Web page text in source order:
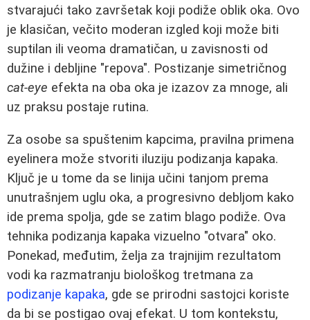
stvarajući tako završetak koji podiže oblik oka. Ovo
je klasičan, večito moderan izgled koji može biti
suptilan ili veoma dramatičan, u zavisnosti od
dužine i debljine "repova". Postizanje simetričnog
cat-eye efekta na oba oka je izazov za mnoge, ali
uz praksu postaje rutina.
Za osobe sa spuštenim kapcima, pravilna primena
eyelinera može stvoriti iluziju podizanja kapaka.
Ključ je u tome da se linija učini tanjom prema
unutrašnjem uglu oka, a progresivno debljom kako
ide prema spolja, gde se zatim blago podiže. Ova
tehnika podizanja kapaka vizuelno "otvara" oko.
Ponekad, međutim, želja za trajnijim rezultatom
vodi ka razmatranju biološkog tretmana za
podizanje kapaka, gde se prirodni sastojci koriste
da bi se postigao ovaj efekat. U tom kontekstu,